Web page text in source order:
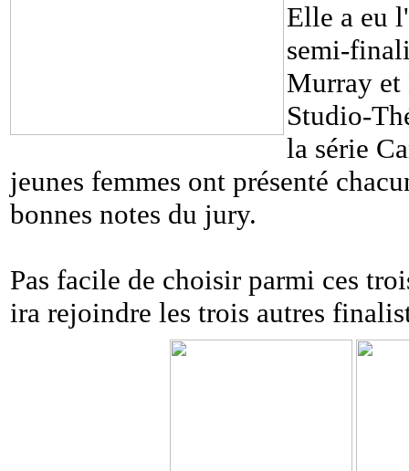
Elle a eu
semi-
Murray et
Studio-
la série
jeunes femmes ont présenté
bonnes notes du jury.
Pas facile de choisir parmi ces
ira rejoindre les trois autres